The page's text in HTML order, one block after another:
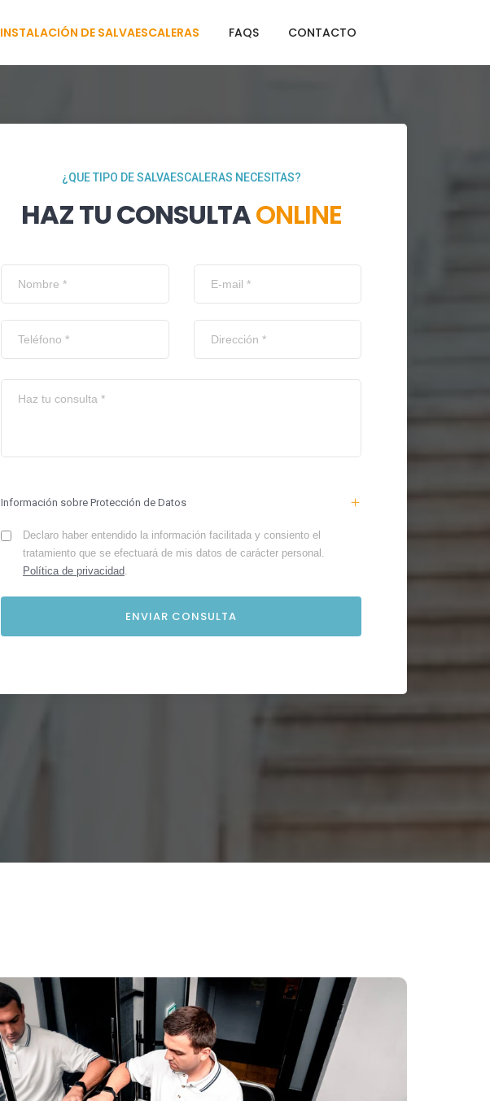
INSTALACIÓN DE SALVAESCALERAS FAQS CONTACTO
¿QUE TIPO DE SALVAESCALERAS NECESITAS?
HAZ TU CONSULTAONLINE
Información sobre Protección de Datos
Declaro haber entendido la información facilitada y consiento el
tratamiento que se efectuará de mis datos de carácter personal.
Política de privacidad.